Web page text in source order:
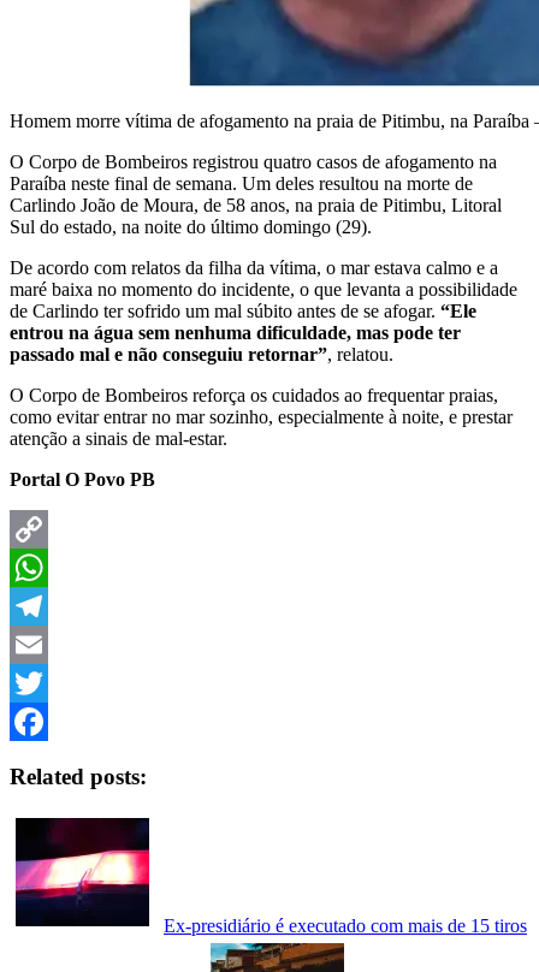
Homem morre vítima de afogamento na praia de Pitimbu, na
O Corpo de Bombeiros registrou quatro casos de afogamento na
Paraíba neste final de semana. Um deles resultou na morte de
Carlindo João de Moura, de 58 anos, na praia de Pitimbu, Litoral
Sul do estado, na noite do último domingo (29).
De acordo com relatos da filha da vítima, o mar estava calmo e a
maré baixa no momento do incidente, o que levanta a possibilidade
de Carlindo ter sofrido um mal súbito antes de se afogar. “Ele
entrou na água sem nenhuma dificuldade, mas pode ter
passado mal e não conseguiu retornar”, relatou.
O Corpo de Bombeiros reforça os cuidados ao frequentar praias,
como evitar entrar no mar sozinho, especialmente à noite, e prestar
atenção a sinais de mal-estar.
Portal O Povo PB
Copy
Link
WhatsApp
Telegram
Email
Twitter
Related posts:
Ex-presidiário é executado com mais de 15 tiros